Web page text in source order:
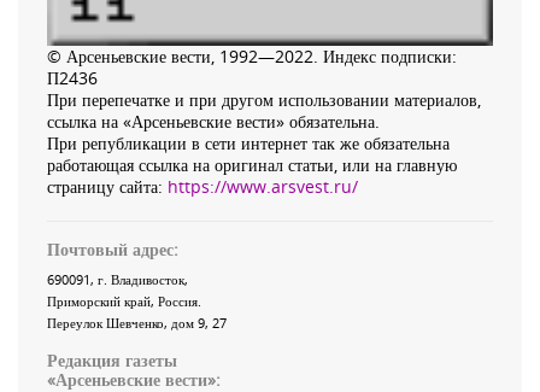
© Арсеньевские вести, 1992—2022. Индекс подписки:
П2436
При перепечатке и при другом использовании материалов,
ссылка на «Арсеньевские вести» обязательна.
При републикации в сети интернет так же обязательна
работающая ссылка на оригинал статьи, или на главную
страницу сайта: https://www.arsvest.ru/
Почтовый адрес:
690091, г. Владивосток,
Приморский край, Россия
Переулок Шевченко, дом 9, 27
Редакция газеты
«Арсеньевские вести»: